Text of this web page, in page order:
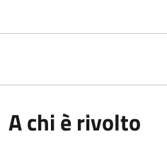
A chi è rivolto